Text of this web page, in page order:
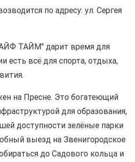
по адресу: ул. Сергея
ТАЙМ" дарит время для
есть всё для спорта, отдыха,
на Пресне. Это богатеющий
для образования,
доступности зелёные парки
выезд на Звенигородское
до Садового кольца и